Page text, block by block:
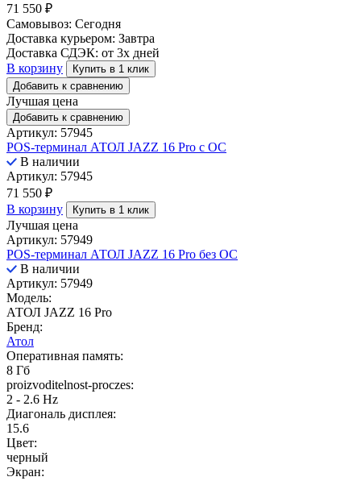
71 550 ₽
Самовывоз: Сегодня
Доставка курьером: Завтра
Доставка СДЭК: от 3х дней
В корзину
Купить в 1 клик
Добавить к сравнению
Лучшая цена
Добавить к сравнению
Артикул: 57945
POS-терминал АТОЛ JAZZ 16 Pro с ОС
В наличии
Артикул: 57945
71 550 ₽
В корзину
Купить в 1 клик
Лучшая цена
Артикул: 57949
POS-терминал АТОЛ JAZZ 16 Pro без ОС
В наличии
Артикул: 57949
Модель:
АТОЛ JAZZ 16 Pro
Бренд:
Атол
Оперативная память:
8 Гб
proizvoditelnost-proczes:
2 - 2.6 Hz
Диагональ дисплея:
15.6
Цвет:
черный
Экран: